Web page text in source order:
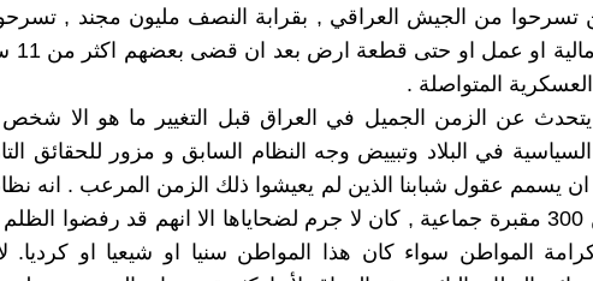
تسرحوا من الجيش العراقي , بقرابة النصف مليون مجند ,
المتواصلة .
عن الزمن الجميل في العراق قبل التغيير ما هو الا
السياسية في البلاد وتبييض وجه النظام السابق و مزور للحقائق
ان يسمم عقول شبابنا الذين لم يعيشوا ذلك الزمن المرعب . انه
اكثر من 300 مقبرة جماعية , كان لا جرم لضحاياها الا انهم قد رفضوا
المواطن سواء كان هذا المواطن سنيا او شيعيا او كرديا.